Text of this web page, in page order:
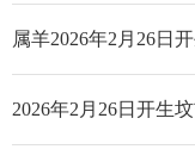
属羊2026年2月26日